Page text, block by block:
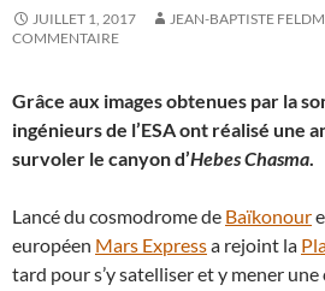
JUILLET 1, 2017 JEAN-BAPTISTE
COMMENTAIRE
Grâce aux images obtenues par la
ingénieurs de l’ESA ont réalisé une
survoler le canyon d’Hebes Chasma.
Lancé du cosmodrome de Baïkonour
européen Mars Expressa rejoint la
tard pour s’y satelliser et y mener une